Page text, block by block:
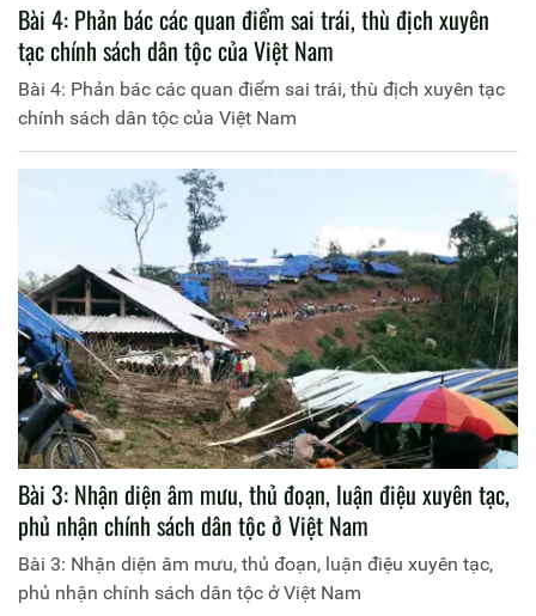
Bài 4: Phản bác các quan điểm sai trái, thù địch xuyên
tạc chính sách dân tộc của Việt Nam
Bài 4: Phản bác các quan điểm sai trái, thù địch xuyên tạc
chính sách dân tộc của Việt Nam
Bài 3: Nhận diện âm mưu, thủ đoạn, luận điệu xuyên tạc,
phủ nhận chính sách dân tộc ở Việt Nam
Bài 3: Nhận diện âm mưu, thủ đoạn, luận điệu xuyên tạc,
phủ nhận chính sách dân tộc ở Việt Nam